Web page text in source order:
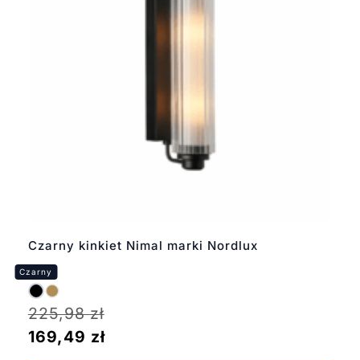
Czarny kinkiet Nimal marki Nordlux
225,98zł
169,49 zł